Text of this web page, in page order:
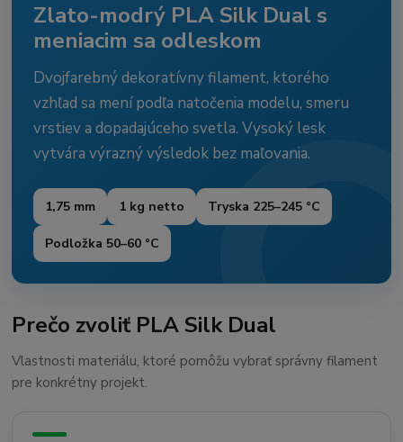
Zlato-modrý PLA Silk Dual s
meniacim sa odleskom
Dvojfarebný dekoratívny filament, ktorého
vzhľad sa mení podľa natočenia modelu, smeru
vrstiev a dopadajúceho svetla. Vysoký lesk
vytvára výrazný výsledok bez maľovania.
1,75 mm 1 kg netto Tryska 225–245 °C
Podložka 50–60 °C
Prečo zvoliť PLA Silk Dual
Vlastnosti materiálu, ktoré pomôžu vybrať správny filament
pre konkrétny projekt.